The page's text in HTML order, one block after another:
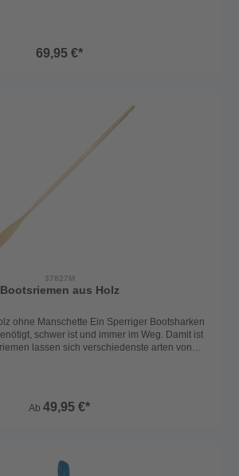
69,95 €*
37827M
Bootsriemen aus Holz
Ein Sperriger Bootsharken
schwer ist und immer im Weg. Damit ist
lassen sich verschiedenste arten von
Ab49,95 €*